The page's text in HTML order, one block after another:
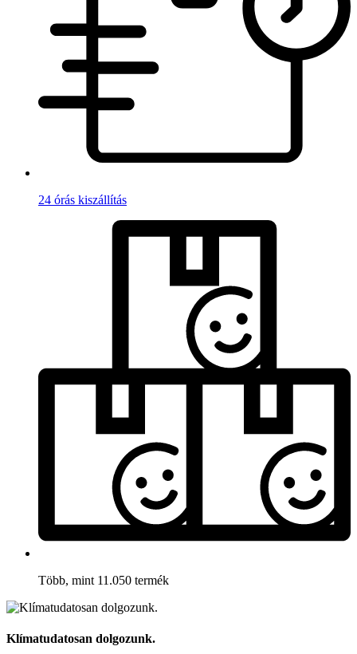
24 órás kiszállítás
Több, mint 11.050 termék
Klímatudatosan dolgozunk.